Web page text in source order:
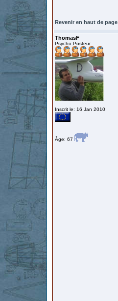
Revenir en haut de page
ThomasF
Psycho Posteur
Inscrit le: 16 Jan 2010
Âge: 67